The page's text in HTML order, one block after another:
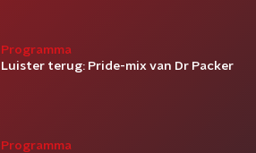
Programma
Luister terug: Pride-mix van Dr Packer
Programma